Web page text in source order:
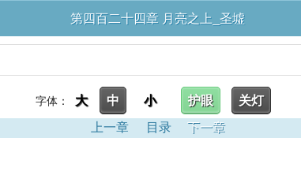
第四百二十四章 月亮之上_圣墟
字体： 大 中 小 护眼
关灯
上一章
目录 下一章